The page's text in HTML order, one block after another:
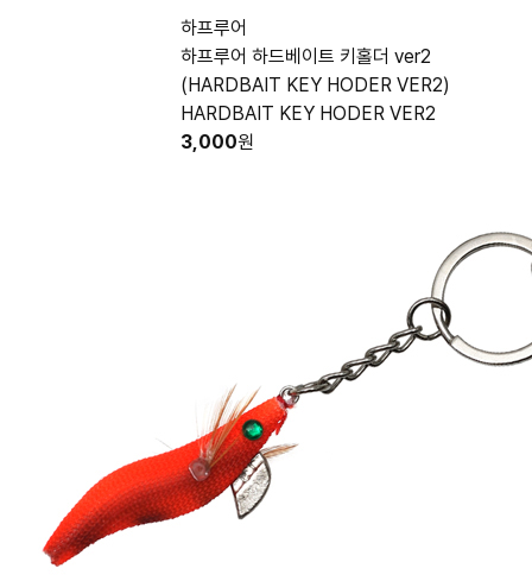
하프루어
하프루어 하드베이트 키홀더 ver2
(HARDBAIT KEY HODER VER2)
HARDBAIT KEY HODER VER2
3,000원